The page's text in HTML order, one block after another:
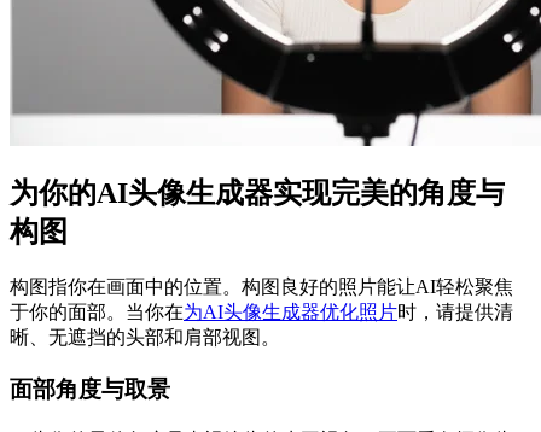
为你的AI头像生成器实现完美的角度与
构图
构图指你在画面中的位置。构图良好的照片能让AI轻松聚焦
于你的面部。当你在为AI头像生成器优化照片时，请提供清
晰、无遮挡的头部和肩部视图。
面部角度与取景